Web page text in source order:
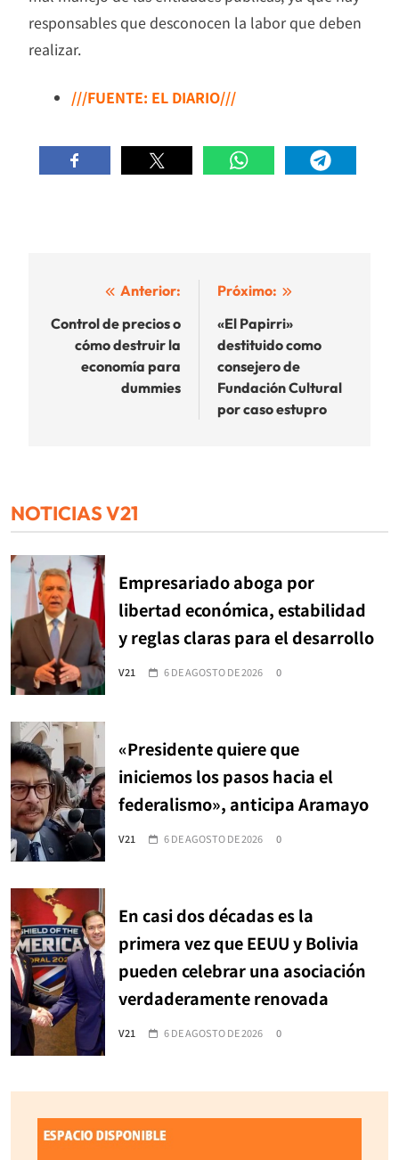
responsables que desconocen la labor que deben
realizar.
///FUENTE: EL DIARIO///
Navegación
de
entradas
Anterior:
Control de precios o
cómo destruir la
economía para
dummies
Próximo:
«El Papirri»
destituido como
consejero de
Fundación Cultural
por caso estupro
NOTICIAS V21
Empresariado aboga por
libertad económica, estabilidad
y reglas claras para el desarrollo
V21 6 DE AGOSTO DE 2026 0
«Presidente quiere que
iniciemos los pasos hacia el
federalismo», anticipa Aramayo
V21 6 DE AGOSTO DE 2026 0
En casi dos décadas es la
primera vez que EEUU y Bolivia
pueden celebrar una asociación
verdaderamente renovada
V21 6 DE AGOSTO DE 2026 0